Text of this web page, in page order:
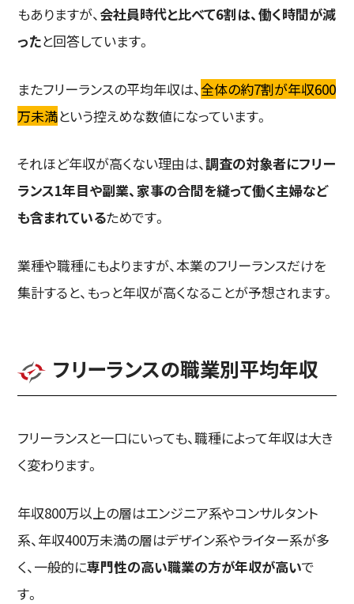
もありますが、 会社員時代と比べて6割は、働く時間が減
ったと回答しています。
またフリーランスの平均年収は、 全体の約7割が年収600
万未満という控えめな数値になっています。
それほど年収が高くない理由は、調査の対象者にフリー
ランス1年目や副業、家事の合間を縫って働く主婦など
も含まれているためです。
業種や職種にもよりますが、本業のフリーランスだけを
集計すると、もっと年収が高くなることが予想されます。
フリーランスの職業別平均年収
フリーランスと一口にいっても、職種によって年収は大き
く変わります。
年収800万以上の層はエンジニア系やコンサルタント
系、年収400万未満の層はデザイン系やライター系が多
く、一般的に専門性の高い職業の方が年収が高いで
す。